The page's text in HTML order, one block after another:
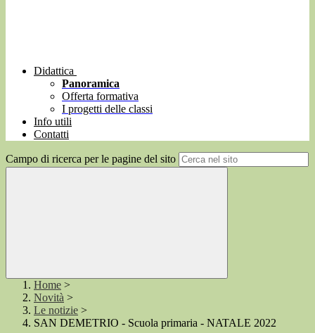
Didattica
Panoramica
Offerta formativa
I progetti delle classi
Info utili
Contatti
Campo di ricerca per le pagine del sito
Home >
Novità >
Le notizie >
SAN DEMETRIO - Scuola primaria - NATALE 2022